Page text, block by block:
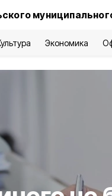
Экономика